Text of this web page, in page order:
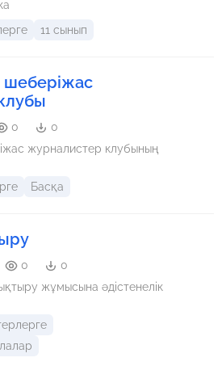
11 сынып
0
0
журналистер клубының
Басқа
0
0
жұмысына әдістенелік